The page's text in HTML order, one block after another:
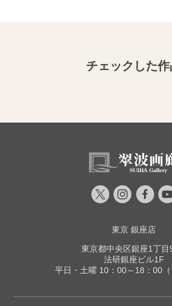
チェックした
東京 銀座店
東京都中央区銀座1丁目
法研銀座ビル1F
平日・土曜 10：00～18：00（